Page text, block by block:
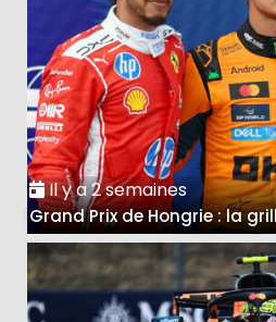
Il y a 2 semaines
Grand Prix de Hongrie : la